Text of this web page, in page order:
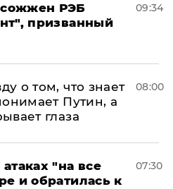
РЭБ
призванный
09:34
о том, что знает
Путин, а
глаза
08:00
"на все
и обратилась к
07:30